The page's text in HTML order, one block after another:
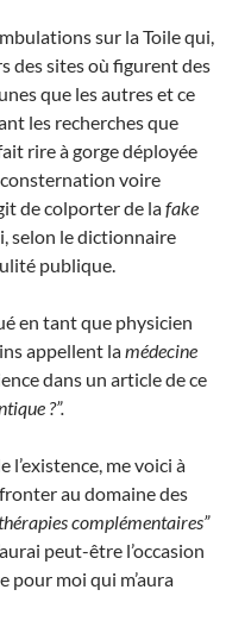
sur la Toile qui,
des sites où figurent des
que les autres et ce
les recherches que
rire à gorge déployée
voire
de colporter de lafake
selon le dictionnaire
publique.
en tant que physicien
appellent lamédecine
dans un article de ce
?”.
l’existence, me voici à
au domaine des
complémentaires”
peut-être l’occasion
pour moi qui m’aura